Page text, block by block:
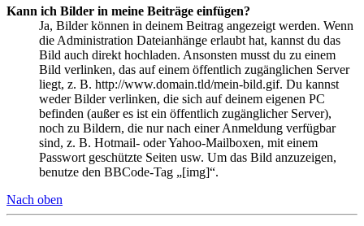
Kann ich Bilder in meine Beiträge einfügen?
Ja, Bilder können in deinem Beitrag angezeigt werden. Wenn
die Administration Dateianhänge erlaubt hat, kannst du das
Bild auch direkt hochladen. Ansonsten musst du zu einem
Bild verlinken, das auf einem öffentlich zugänglichen Server
liegt, z. B. http://www.domain.tld/mein-bild.gif. Du kannst
weder Bilder verlinken, die sich auf deinem eigenen PC
befinden (außer es ist ein öffentlich zugänglicher Server),
noch zu Bildern, die nur nach einer Anmeldung verfügbar
sind, z. B. Hotmail- oder Yahoo-Mailboxen, mit einem
Passwort geschützte Seiten usw. Um das Bild anzuzeigen,
benutze den BBCode-Tag „[img]“.
Nach oben